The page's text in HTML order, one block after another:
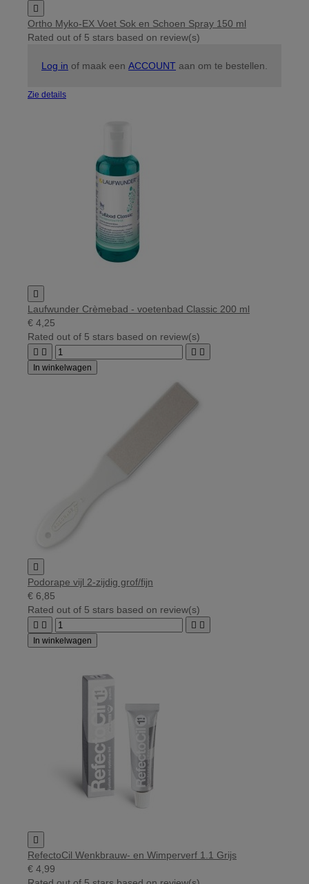

Ortho Myko-EX Voet Sok en Schoen Spray 150 ml
Rated out of 5 stars based on review(s)
Log in of maak een ACCOUNT aan om te bestellen.
Zie details

Laufwunder Crèmebad - voetenbad Classic 200 ml
€ 4,25
Rated out of 5 stars based on review(s)
   
In winkelwagen

Podorape vijl 2-zijdig grof/fijn
€ 6,85
Rated out of 5 stars based on review(s)
   
In winkelwagen

RefectoCil Wenkbrauw- en Wimperverf 1.1 Grijs
€ 4,99